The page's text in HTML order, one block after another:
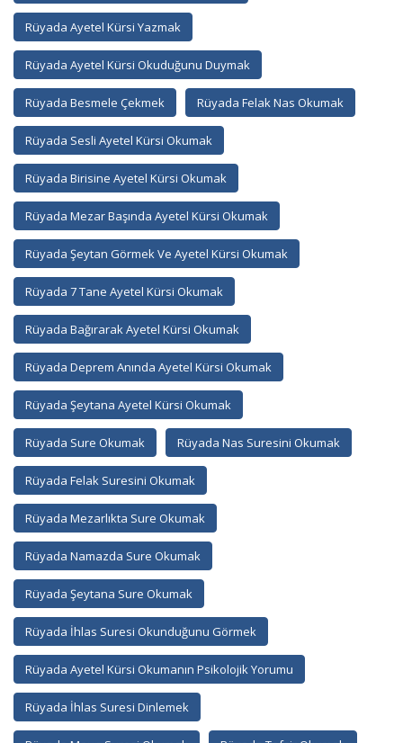
Rüyada Ayetel Kürsi Yazmak
Rüyada Ayetel Kürsi Okuduğunu Duymak
Rüyada Besmele Çekmek Rüyada Felak Nas Okumak
Rüyada Sesli Ayetel Kürsi Okumak
Rüyada Birisine Ayetel Kürsi Okumak
Rüyada Mezar Başında Ayetel Kürsi Okumak
Rüyada Şeytan Görmek Ve Ayetel Kürsi Okumak
Rüyada 7 Tane Ayetel Kürsi Okumak
Rüyada Bağırarak Ayetel Kürsi Okumak
Rüyada Deprem Anında Ayetel Kürsi Okumak
Rüyada Şeytana Ayetel Kürsi Okumak
Rüyada Sure Okumak Rüyada Nas Suresini Okumak
Rüyada Felak Suresini Okumak
Rüyada Mezarlıkta Sure Okumak
Rüyada Namazda Sure Okumak
Rüyada Şeytana Sure Okumak
Rüyada İhlas Suresi Okunduğunu Görmek
Rüyada Ayetel Kürsi Okumanın Psikolojik Yorumu
Rüyada İhlas Suresi Dinlemek